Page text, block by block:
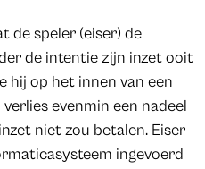
de speler (eiser) de
de intentie zijn inzet ooit
hij op het innen van een
evenmin een nadeel
niet zou betalen. Eiser
ingevoerd